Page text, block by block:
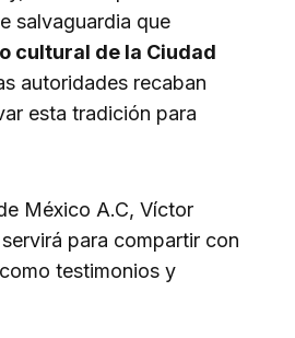
salvaguardia que
cultural de la Ciudad
autoridades recaban
esta tradición para
México A.C, Víctor
para compartir con
testimonios y